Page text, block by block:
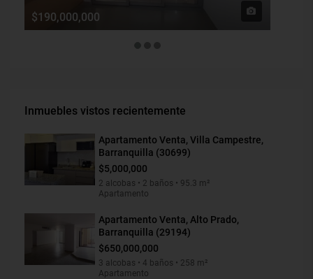
$190,000,000
Inmuebles vistos recientemente
Apartamento Venta, Villa Campestre,
Barranquilla (30699)
$5,000,000
2 alcobas • 2 baños • 95.3 m²
Apartamento
Apartamento Venta, Alto Prado,
Barranquilla (29194)
$650,000,000
3 alcobas • 4 baños • 258 m²
Apartamento